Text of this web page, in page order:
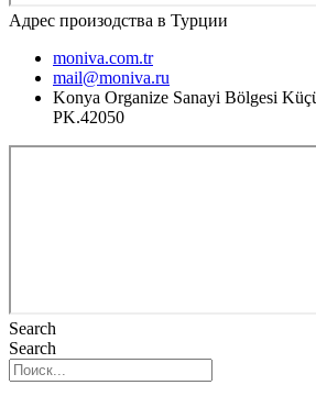
Адрес произодства в Турции
moniva.com.tr
mail@moniva.ru
Konya Organize Sanayi Bölgesi
PK.42050
Search
Search